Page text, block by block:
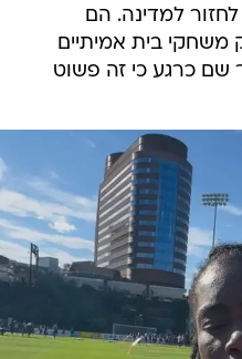
למדינה. הם
משחקי בית אמיתיים
שם כרגע כי זה פשוט